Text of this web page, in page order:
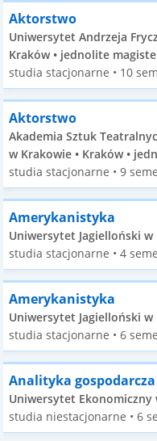
Aktorstwo
Uniwersytet Andrzeja
Kraków • jednolite
studia stacjonarne • 10
Aktorstwo
Akademia Sztuk
w Krakowie • Kraków •
studia stacjonarne • 9
Amerykanistyka
Uniwersytet Jagielloński w
studia stacjonarne • 4
Amerykanistyka
Uniwersytet Jagielloński w
studia stacjonarne • 6
Analityka gospodarcza
Uniwersytet Ekonomiczny
studia niestacjonarne • 6